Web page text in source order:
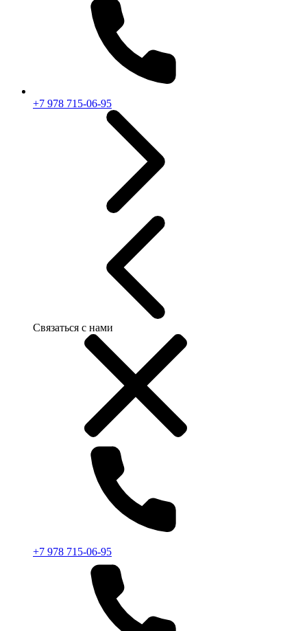
+7 978 715-06-95
Связаться с нами
+7 978 715-06-95